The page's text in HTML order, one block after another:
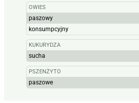
OWIES
paszowy
konsumpcyjny
KUKURYDZA
sucha
PSZENŻYTO
paszowe